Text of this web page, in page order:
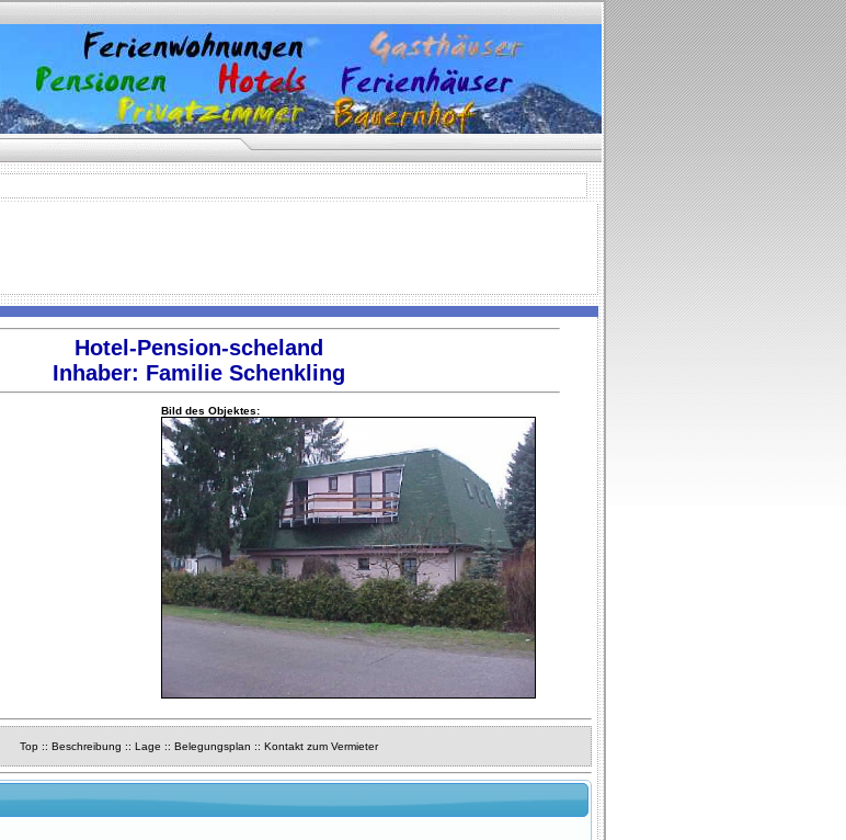
Hotel-Pension-scheland
Inhaber: Familie Schenkling
Bild des Objektes:
Top:: Beschreibung :: Lage :: Belegungsplan :: Kontakt zum Vermieter